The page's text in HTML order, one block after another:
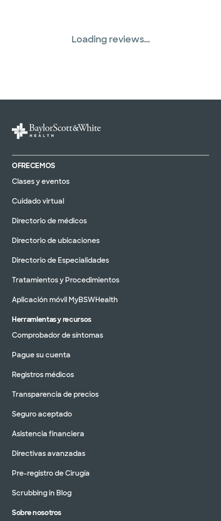
Loading reviews...
OFRECEMOS
Clases y eventos
Cuidado virtual
Directorio de médicos
Directorio de ubicaciones
Directorio de Especialidades
Tratamientos y Procedimientos
Aplicación móvil MyBSWHealth
Herramientas y recursos
Comprobador de síntomas
Pague su cuenta
Registros médicos
Transparencia de precios
Seguro aceptado
Asistencia financiera
Directivas avanzadas
Pre-registro de Cirugía
Scrubbing in Blog
Sobre nosotros